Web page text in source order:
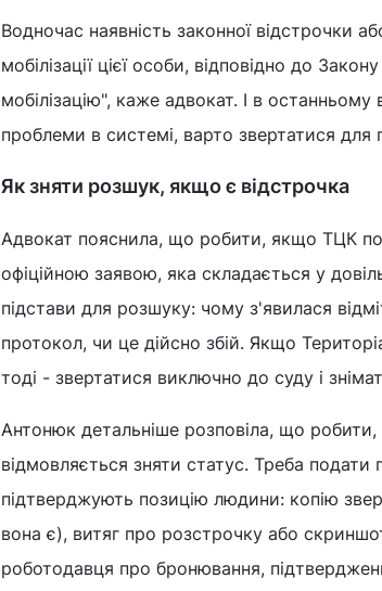
Водночас наявність законної відстрочки
мобілізації цієї особи, відповідно до
мобілізацію", каже адвокат. І в
проблеми в системі, варто звертатися для
Як зняти розшук, якщо є відстрочка
Адвокат пояснила, що робити, якщо ТЦК
офіційною заявою, яка складається у
підстави для розшуку: чому з'явилася
протокол, чи це дійсно збій. Якщо
тоді - звертатися виключно до суду і
Антонюк детальніше розповіла, що
відмовляється зняти статус. Треба
підтверджують позицію людини: копію
вона є), витяг про розстрочку або
роботодавця про бронювання,